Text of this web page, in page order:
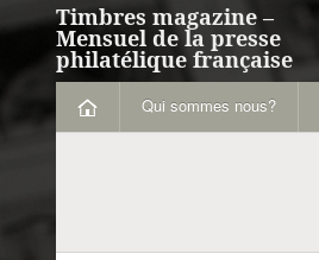
Timbres magazine –
Mensuel de la presse
philatélique française
Qui sommes nous?